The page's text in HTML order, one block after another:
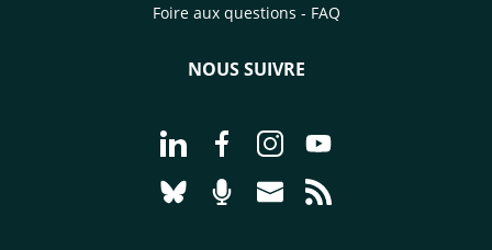
Foire aux questions - FAQ
NOUS SUIVRE
Aller à la page Nous suivre sur
Aller à la page Nous suivre sur
Aller à la page Nous
Aller à la page
Aller à la page Nous suivre sur
Aller à la page Nourrir le
Aller à la page Nous